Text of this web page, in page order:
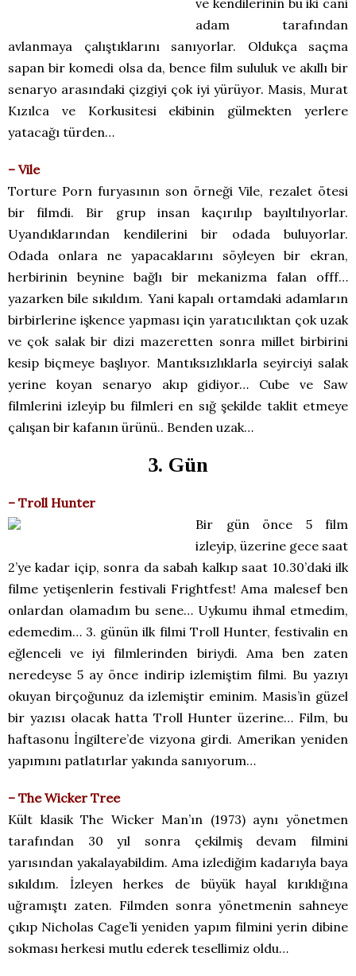
adam tarafından
avlanmaya çalıştıklarını sanıyorlar. Oldukça saçma
sapan bir komedi olsa da, bence film sululuk ve akıllı bir
senaryo arasındaki çizgiyi çok iyi yürüyor. Masis, Murat
Kızılca ve Korkusitesi ekibinin gülmekten yerlere
yatacağı türden…
– Vile
Torture Porn furyasının son örneği Vile, rezalet ötesi
bir filmdi. Bir grup insan kaçırılıp bayıltılıyorlar.
Uyandıklarından kendilerini bir odada buluyorlar.
Odada onlara ne yapacaklarını söyleyen bir ekran,
herbirinin beynine bağlı bir mekanizma falan offf…
yazarken bile sıkıldım. Yani kapalı ortamdaki adamların
birbirlerine işkence yapması için yaratıcılıktan çok uzak
ve çok salak bir dizi mazeretten sonra millet birbirini
kesip biçmeye başlıyor. Mantıksızlıklarla seyirciyi salak
yerine koyan senaryo akıp gidiyor… Cube ve Saw
filmlerini izleyip bu filmleri en sığ şekilde taklit etmeye
çalışan bir kafanın ürünü.. Benden uzak…
3. Gün
– Troll Hunter
Bir gün önce 5 film
izleyip, üzerine gece saat
2’ye kadar içip, sonra da sabah kalkıp saat 10.30’daki ilk
filme yetişenlerin festivali Frightfest! Ama malesef ben
onlardan olamadım bu sene… Uykumu ihmal etmedim,
edemedim… 3. günün ilk filmi Troll Hunter, festivalin en
eğlenceli ve iyi filmlerinden biriydi. Ama ben zaten
neredeyse 5 ay önce indirip izlemiştim filmi. Bu yazıyı
okuyan birçoğunuz da izlemiştir eminim. Masis’in güzel
bir yazısı olacak hatta Troll Hunter üzerine… Film, bu
haftasonu İngiltere’de vizyona girdi. Amerikan yeniden
yapımını patlatırlar yakında sanıyorum…
– The Wicker Tree
Kült klasik The Wicker Man’ın (1973) aynı yönetmen
tarafından 30 yıl sonra çekilmiş devam filmini
yarısından yakalayabildim. Ama izlediğim kadarıyla baya
sıkıldım. İzleyen herkes de büyük hayal kırıklığına
uğramıştı zaten. Filmden sonra yönetmenin sahneye
çıkıp Nicholas Cage’li yeniden yapım filmini yerin dibine
sokması herkesi mutlu ederek tesellimiz oldu…